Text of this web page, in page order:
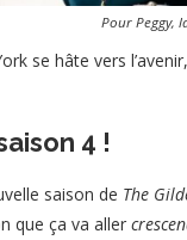
Pour Peggy,
se hâte vers
4 !
saison de The
que ça va aller